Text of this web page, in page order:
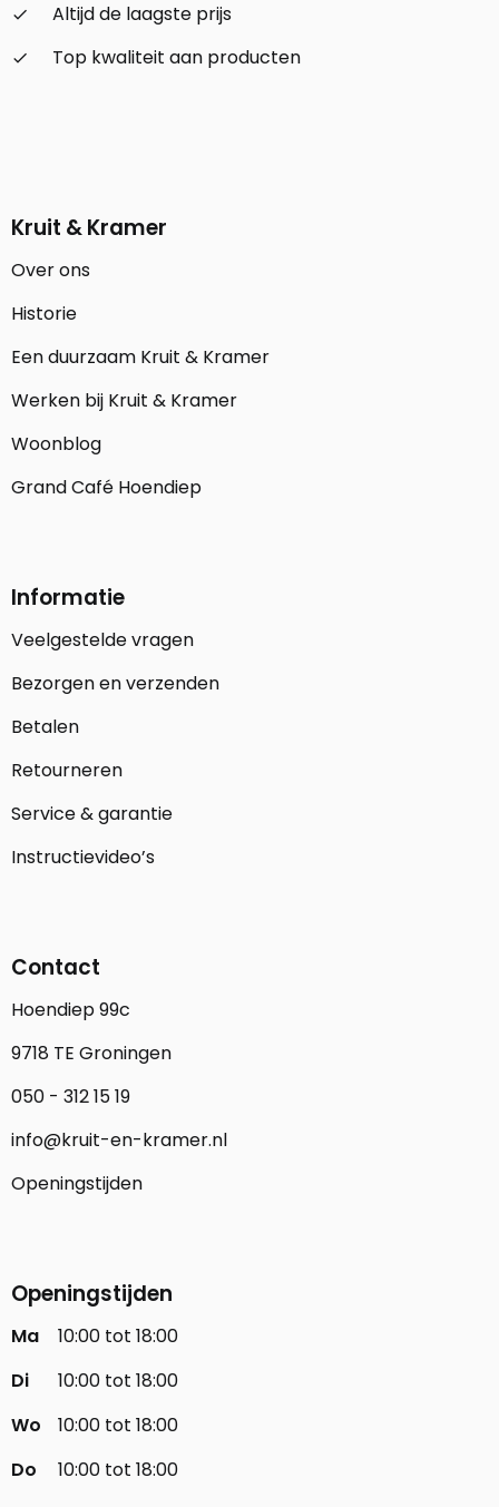
check_small
Altijd de laagste prijs
check_small
Top kwaliteit aan producten
Kruit & Kramer
Over ons
Historie
Een duurzaam Kruit & Kramer
Werken bij Kruit & Kramer
Woonblog
Grand Café Hoendiep
Informatie
Veelgestelde vragen
Bezorgen en verzenden
Betalen
Retourneren
Service & garantie
Instructievideo’s
Contact
Hoendiep 99c
9718 TE Groningen
050 - 312 15 19
info@kruit-en-kramer.nl
Openingstijden
Openingstijden
Ma
10:00 tot 18:00
Di
10:00 tot 18:00
Wo
10:00 tot 18:00
Do
10:00 tot 18:00